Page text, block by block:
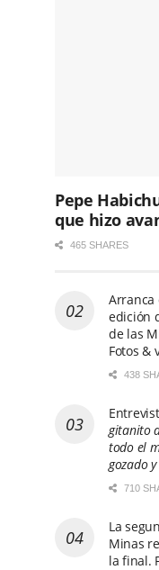
Pepe
que hizo
465 SHARES
Arranca
edición
de las
Fotos &
438
gitanito
todo el
gozado
710
La
Minas
la final.